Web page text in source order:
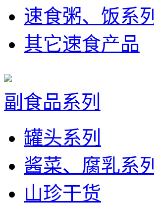
速食粥、饭系列
其它速食产品
副食品系列
罐头系列
酱菜、腐乳系列
山珍干货